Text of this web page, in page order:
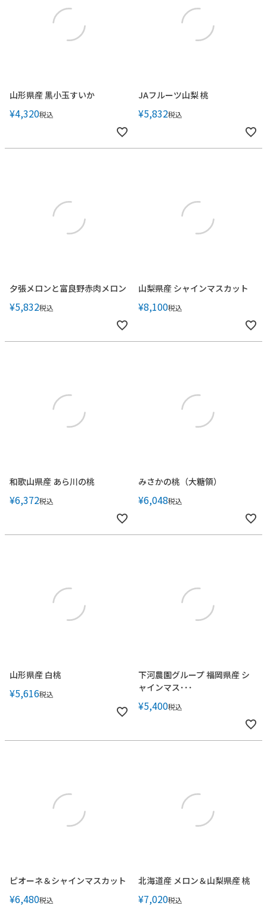
山形県産 黒小玉すいか
¥4,320税込
JAフルーツ山梨 桃
¥5,832税込
夕張メロンと富良野赤肉メロン
¥5,832税込
山梨県産 シャインマスカット
¥8,100税込
和歌山県産 あら川の桃
¥6,372税込
みさかの桃（大糖領）
¥6,048税込
山形県産 白桃
¥5,616税込
下河農園グループ 福岡県産 シ
ャインマス･･･
¥5,400税込
ピオーネ＆シャインマスカット
¥6,480税込
北海道産 メロン＆山梨県産 桃
¥7,020税込